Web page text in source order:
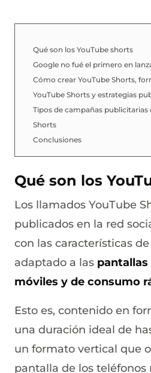
Qué son los YouTube shorts
Google no fué el primero en
Cómo crear YouTube Shorts,
YouTube Shorts y estrategias
Tipos de campañas publicitarias
Shorts
Conclusiones
Qué son los
Los llamados YouTube
publicados en la red
con las características
adaptado a las
móviles y de consumo
Esto es, contenido en
una duración ideal de
un formato vertical que
pantalla de los teléfonos